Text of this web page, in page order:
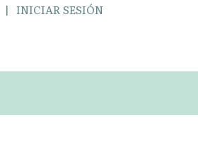
INICIAR SESIÓN